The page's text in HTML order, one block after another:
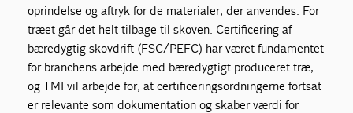
oprindelse og aftryk for de materialer, der anvendes. For
træet går det helt tilbage til skoven. Certificering af
bæredygtig skovdrift (FSC/PEFC) har været fundamentet
for branchens arbejde med bæredygtigt produceret træ,
og TMI vil arbejde for, at certificeringsordningerne fortsat
er relevante som dokumentation og skaber værdi for